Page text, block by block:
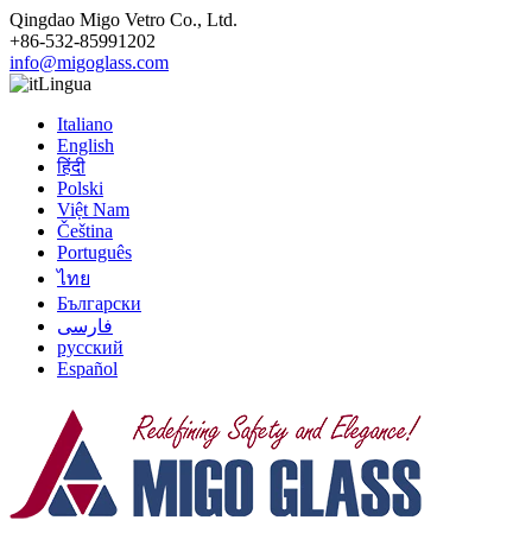
Qingdao Migo Vetro Co., Ltd.
+86-532-85991202
info@migoglass.com
Lingua
Italiano
English
हिंदी
Polski
Việt Nam
Čeština
Português
ไทย
Български
فارسی
русский
Español